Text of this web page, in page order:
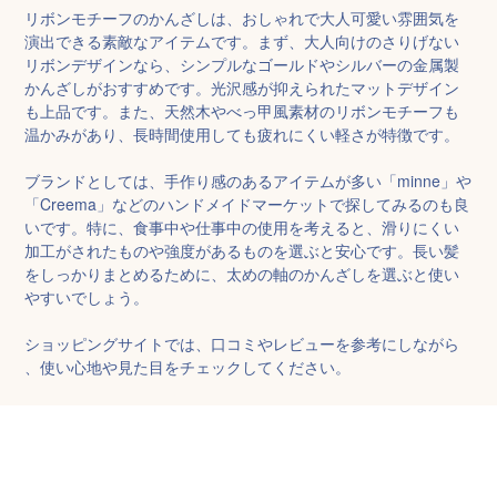
リボンモチーフのかんざしは、おしゃれで大人可愛い雰囲気を
演出できる素敵なアイテムです。まず、大人向けのさりげない
リボンデザインなら、シンプルなゴールドやシルバーの金属製
かんざしがおすすめです。光沢感が抑えられたマットデザイン
も上品です。また、天然木やべっ甲風素材のリボンモチーフも
温かみがあり、長時間使用しても疲れにくい軽さが特徴です。
ブランドとしては、手作り感のあるアイテムが多い「minne」や
「Creema」などのハンドメイドマーケットで探してみるのも良
いです。特に、食事中や仕事中の使用を考えると、滑りにくい
加工がされたものや強度があるものを選ぶと安心です。長い髪
をしっかりまとめるために、太めの軸のかんざしを選ぶと使い
やすいでしょう。
ショッピングサイトでは、口コミやレビューを参考にしながら
、使い心地や見た目をチェックしてください。